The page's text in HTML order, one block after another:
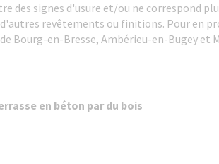
des signes d'usure et/ou ne correspond
revêtements ou finitions. Pour en
de Bourg-en-Bresse, Ambérieu-en-Bugey et
en béton par du bois